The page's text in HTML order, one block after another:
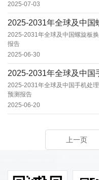
2025-07-03
2025-2031年全球及中国螺旋板
报告
2025-06-30
2025-2031年全球及中国手机处
预测报告
2025-06-20
上一页